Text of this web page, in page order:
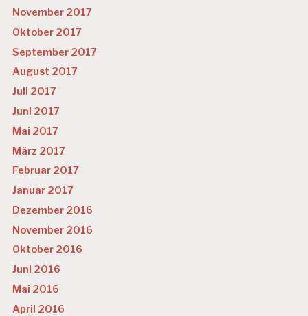
November 2017
Oktober 2017
September 2017
August 2017
Juli 2017
Juni 2017
Mai 2017
März 2017
Februar 2017
Januar 2017
Dezember 2016
November 2016
Oktober 2016
Juni 2016
Mai 2016
April 2016